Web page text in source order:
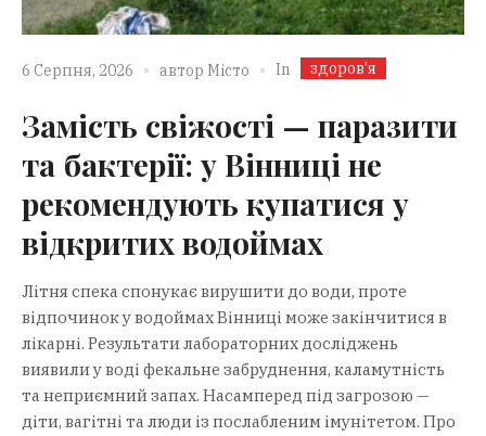
6 Серпня, 2026 автор Місто In здоров'я
Замість свіжості — паразити
та бактерії: у Вінниці не
рекомендують купатися у
відкритих водоймах
Літня спека спонукає вирушити до води, проте
відпочинок у водоймах Вінниці може закінчитися в
лікарні. Результати лабораторних досліджень
виявили у воді фекальне забруднення, каламутність
та неприємний запах. Насамперед під загрозою —
діти, вагітні та люди із послабленим імунітетом. Про